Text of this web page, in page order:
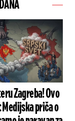
Zagreba! Ovo
priča o